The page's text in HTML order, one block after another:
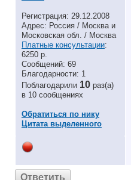
Регистрация: 29.12.2008
Адрес: Россия / Москва и
Московская обл. / Москва
Платные консультации:
6250 р.
Сообщений: 69
Благодарности: 1
Поблагодарили 10 раз(а)
в 10 сообщениях
Обратиться по нику
Цитата выделенного
Ответить